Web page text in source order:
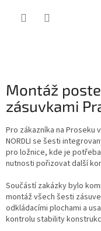
Montáž
zásuvkami
Pro zákazníka na Proseku
NORDLI se šesti
pro ložnice, kde je
nutnosti pořizovat další
Součástí zakázky bylo
montáž všech šesti
odkládacími plochami a
kontrolu stability